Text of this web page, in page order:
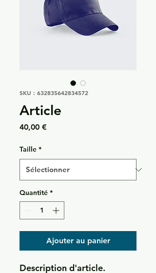
SKU : 632835642834572
Article
40,00 €Prix
Taille *
Quantité *
Ajouter au panier
Description d'article.